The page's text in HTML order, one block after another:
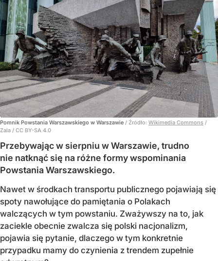
Pomnik Powstania Warszawskiego w Warszawie / Źródło: Wikimedia Commons /
Zala / CC BY-SA 4.0
Przebywając w sierpniu w Warszawie, trudno
nie natknąć się na różne formy wspominania
Powstania Warszawskiego.
Nawet w środkach transportu publicznego pojawiają się
spoty nawołujące do pamiętania o Polakach
walczących w tym powstaniu. Zważywszy na to, jak
zaciekle obecnie zwalcza się polski nacjonalizm,
pojawia się pytanie, dlaczego w tym konkretnie
przypadku mamy do czynienia z trendem zupełnie